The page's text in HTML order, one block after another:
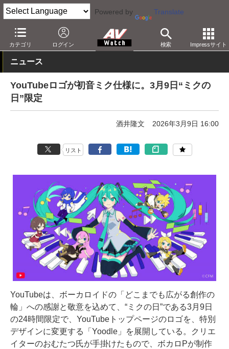
Powered by Translate
カテゴリ ログイン 検索 Impressサイト
AV Watch コンテンツ・サービス 映像配信 YouTube
ニュース
YouTubeロゴが初音ミク仕様に。3月9日“ミクの
日”限定
酒井隆文 2026年3月9日 16:00
リスト
YouTubeは、ボーカロイドの「どこまでも広がる創作の
輪」への感謝と敬意を込めて、“ミクの日”である3月9日
の24時間限定で、YouTubeトップページのロゴを、特別
デザインに変更する「Yoodle」を展開している。クリエ
イターのおむたつ氏が手掛けたもので、ボカロPが制作